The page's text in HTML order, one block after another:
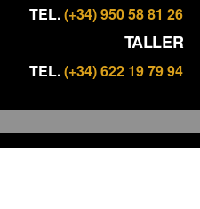
TEL.(+34) 950 58 81 26
TALLER
TEL.(+34) 622 19 79 94